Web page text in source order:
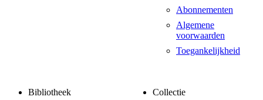
Abonnementen
Algemene
voorwaarden
Toegankelijkheid
Bibliotheek Collectie